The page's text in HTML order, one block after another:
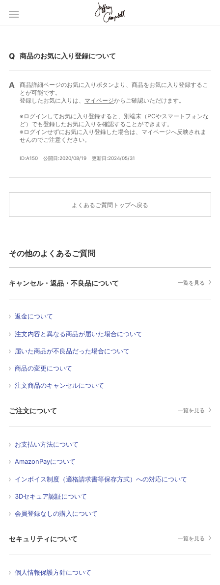
商品のお気に入り登録について
商品詳細ページのお気に入りボタンより、商品をお気に入り登録するこ
とが可能です。
登録したお気に入りは、 マイページからご確認いただけます。
※ログインしてお気に入り登録すると、別端末（PCやスマートフォンな
ど）でも登録したお気に入りを確認することができます。
※ログインせずにお気に入り登録した場合は、マイページへ反映されま
せんのでご注意ください。
ID:A150 公開日:2020/08/19 更新日:2024/05/31
よくあるご質問トップへ戻る
その他のよくあるご質問
キャンセル・返品・不良品について 一覧を見る
返金について
注文内容と異なる商品が届いた場合について
届いた商品が不良品だった場合について
商品の変更について
注文商品のキャンセルについて
ご注文について 一覧を見る
お支払い方法について
AmazonPayについて
インボイス制度（適格請求書等保存方式）への対応について
3Dセキュア認証について
会員登録なしの購入について
セキュリティについて 一覧を見る
個人情報保護方針について